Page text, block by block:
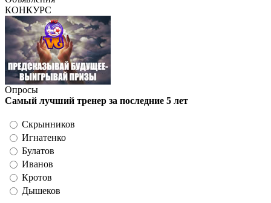
КОНКУРС
Опросы
Самый лучший тренер за последние 5 лет
Скрынников
Игнатенко
Булатов
Иванов
Кротов
Дышеков